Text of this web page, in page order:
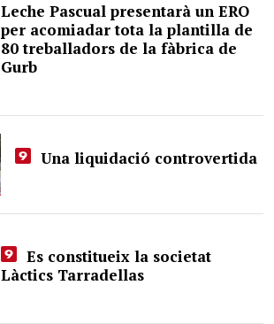
Leche Pascual presentarà un ERO
per acomiadar tota la plantilla de
80 treballadors de la fàbrica de
Gurb
Una liquidació controvertida
Es constitueix la societat
Làctics Tarradellas